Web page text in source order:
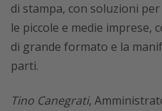
di stampa, con soluzioni
le piccole e medie imprese,
di grande formato e la
parti.
Tino Canegrati,